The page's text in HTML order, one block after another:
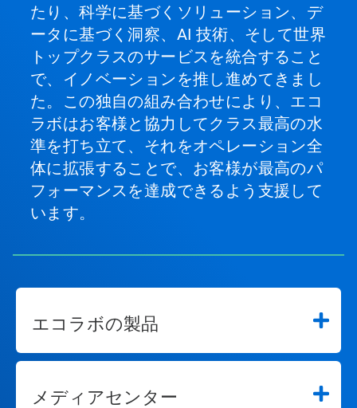
たり、科学に基づくソリューション、デ
ータに基づく洞察、AI 技術、そして世界
トップクラスのサービスを統合すること
で、イノベーションを推し進めてきまし
た。この独自の組み合わせにより、エコ
ラボはお客様と協力してクラス最高の水
準を打ち立て、それをオペレーション全
体に拡張することで、お客様が最高のパ
フォーマンスを達成できるよう支援して
います。
エコラボの製品
メディアセンター